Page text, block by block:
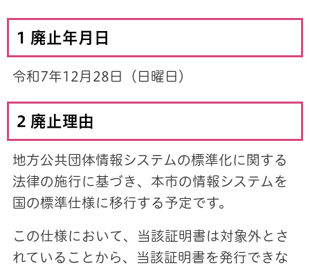
1 廃止年月日
令和7年12月28日（日曜日）
2 廃止理由
地方公共団体情報システムの標準化に関する
法律の施行に基づき、本市の情報システムを
国の標準仕様に移行する予定です。
この仕様において、当該証明書は対象外とさ
れていることから、当該証明書を発行できな